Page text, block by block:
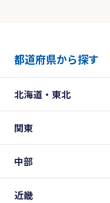
都道府県から探す
北海道・東北
関東
中部
近畿